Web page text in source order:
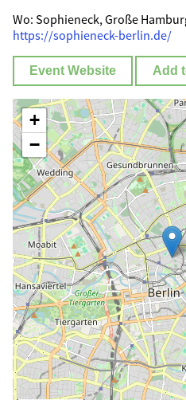
Wo: Sophieneck, Große
https://sophieneck-berlin.de/
Event Website Add
+
−